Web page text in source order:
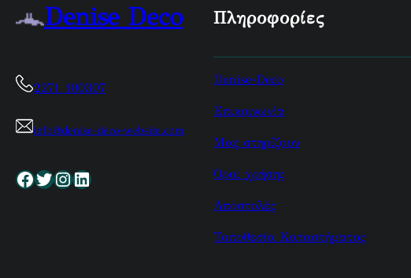
Denise Deco
2271 100307
info@denise-deco-website.com
Facebook Twitter InstagramLinkedin
Πληροφορίες
Denise-Deco
Επικοινωνία
Μας στηρίζουν
Όροι χρήσης
Αποστολές
Τοποθεσία Καταστήματος